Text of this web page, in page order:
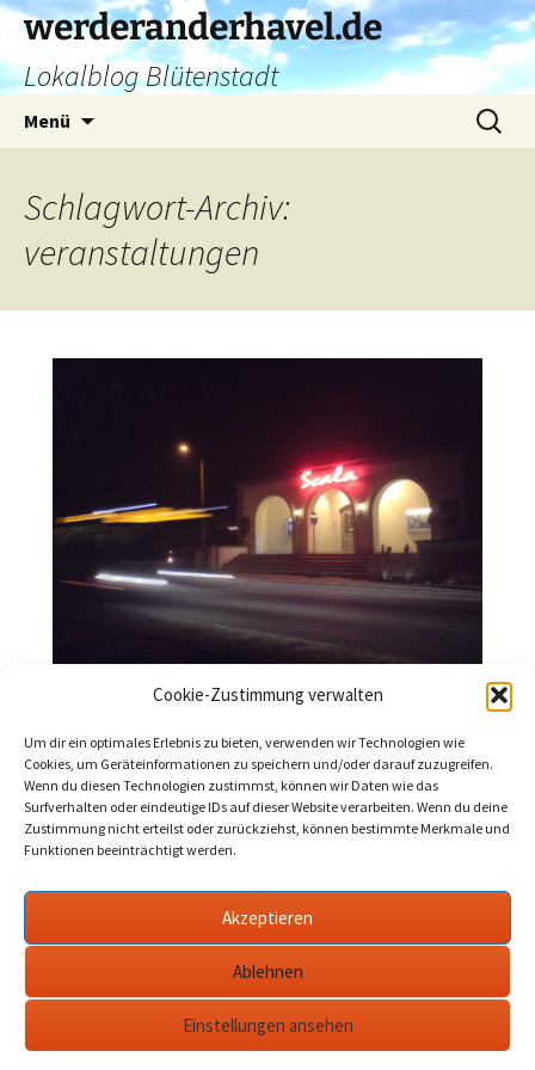
Cookie-Zustimmung verwalten
Um dir ein optimales Erlebnis zu bieten, verwenden wir Technologien wie
Cookies, um Geräteinformationen zu speichern und/oder darauf zuzugreifen.
Wenn du diesen Technologien zustimmst, können wir Daten wie das
Surfverhalten oder eindeutige IDs auf dieser Website verarbeiten. Wenn du deine
Zustimmung nicht erteilst oder zurückziehst, können bestimmte Merkmale und
Funktionen beeinträchtigt werden.
Akzeptieren
Ablehnen
Einstellungen ansehen
Zum
Inhalt
springen
werderanderhavel.de
Lokalblog Blütenstadt
Menü
Suchen
nach:
Schlagwort-Archiv:
veranstaltungen
Werder (Havel): Kultur und
Veranstaltungen November 2022
2022-10-30 Werder Havel november 2022
veranstaltungen
Vom Klappstuhlkino über Raskolnikov, Krimi-Dinner,
Friedhofsführung und Novemberausstellung bis hin zu Jazz
in der Therme: Der November in Werder hat einiges an
Kultur zu bieten. Hier ein Überblick.…mehr